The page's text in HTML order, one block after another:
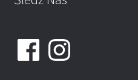
FacebookInstagram